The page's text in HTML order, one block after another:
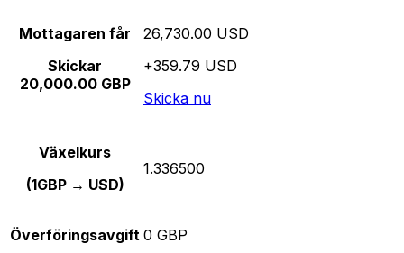
Mottagaren får
Skickar
20,000.00 GBP
26,730.00 USD
+359.79 USD
Skicka nu
Växelkurs
(1GBP → USD)
1.336500
Överföringsavgift 0 GBP